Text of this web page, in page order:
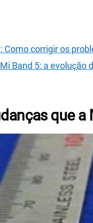
Como corrigir os
Band 5: a evolução
que a